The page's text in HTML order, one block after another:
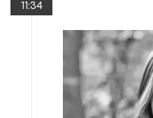
11:34